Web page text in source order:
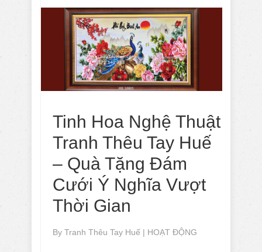
Tinh Hoa Nghệ Thuật
Tranh Thêu Tay Huế
– Quà Tặng Đám
Cưới Ý Nghĩa Vượt
Thời Gian
By Tranh Thêu Tay Huế | HOẠT ĐỘNG